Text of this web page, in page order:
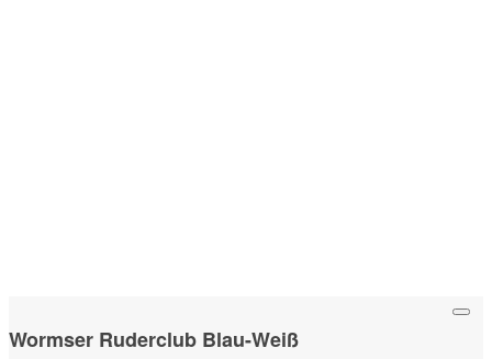
Wormser Ruderclub Blau-Weiß